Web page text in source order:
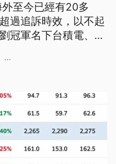
至今已經有20多
過追訴時效，以不起
冠軍名下台積電、聯
...